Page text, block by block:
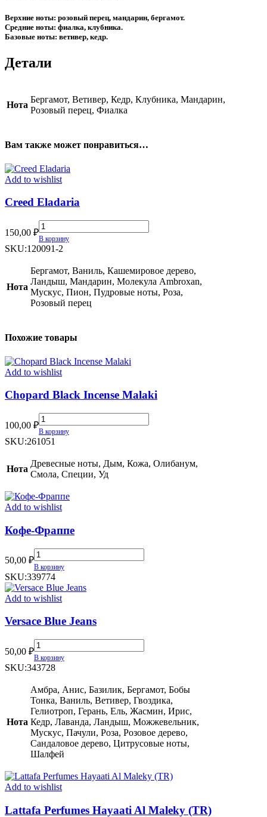
Верхние ноты: розовый перец, мандарин, бергамот.
Средние ноты: фиалка, клубника.
Базовые ноты: ветивер, кедр.
Детали
Нота
Бергамот, Ветивер, Кедр, Клубника, Мандарин,
Розовый перец, Фиалка
Вам также может понравиться…
Add to wishlist
Creed Eladaria
150,00 ₽
Creed
Eladaria
quantity
В корзину
SKU:120091-2
Нота
Бергамот, Ваниль, Кашемировое дерево,
Ландыш, Мандарин, Молекула Ambroxan,
Мускус, Пион, Пудровые ноты, Роза,
Розовый перец
Похожие товары
Add to wishlist
Chopard Black Incense Malaki
100,00 ₽
Chopard
Black
Incense
quantity
В корзину
SKU:261051
Нота
Древесные ноты, Дым, Кожа, Олибанум,
Смола, Специи, Уд
Add to wishlist
Кофе-Фраппе
50,00 ₽
Кофе-
Фраппе
quantity
В корзину
SKU:339774
Add to wishlist
Versace Blue Jeans
50,00 ₽
Versace
Blue
Jeans
В корзину
SKU:343728
Нота
Амбра, Анис, Базилик, Бергамот, Бобы
Тонка, Ваниль, Ветивер, Гвоздика,
Гелиотроп, Герань, Ель, Жасмин, Ирис,
Кедр, Лаванда, Ландыш, Можжевельник,
Мускус, Пачули, Роза, Розовое дерево,
Сандаловое дерево, Цитрусовые ноты,
Шалфей
Add to wishlist
Lattafa Perfumes Hayaati Al Maleky (TR)